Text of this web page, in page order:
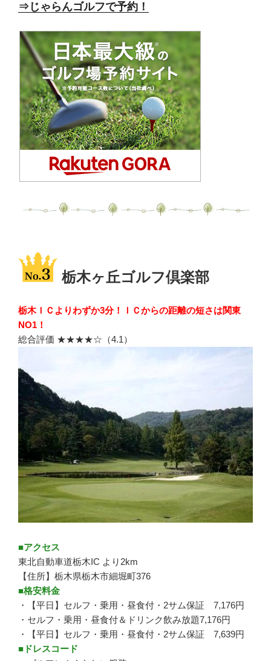
⇒じゃらんゴルフで予約！
栃木ヶ丘ゴルフ倶楽部
栃木ＩＣよりわずか3分！ＩＣからの距離の短さは関東
NO1！
総合評価 ★★★★☆（4.1）
■アクセス
東北自動車道栃木IC より2km
【住所】栃木県栃木市細堀町376
■格安料金
・【平日】セルフ・乗用・昼食付・2サム保証 7,176円
・セルフ・乗用・昼食付＆ドリンク飲み放題7,176円
・【平日】セルフ・乗用・昼食付・2サム保証 7,639円
■ドレスコード